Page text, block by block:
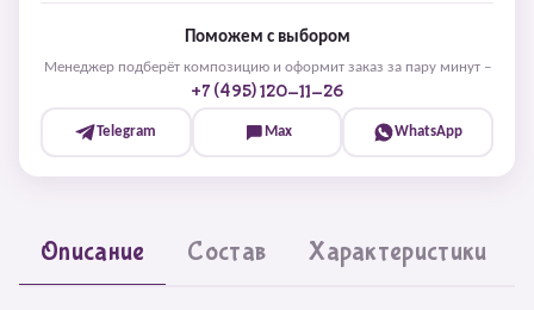
Поможем с выбором
Менеджер подберёт композицию и оформит заказ за пару минут –
+7 (495) 120-11-26
Telegram Max WhatsApp
Описание Состав Характеристики